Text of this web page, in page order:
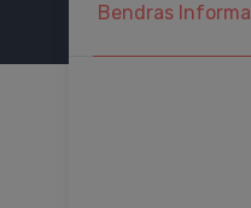
Bendras